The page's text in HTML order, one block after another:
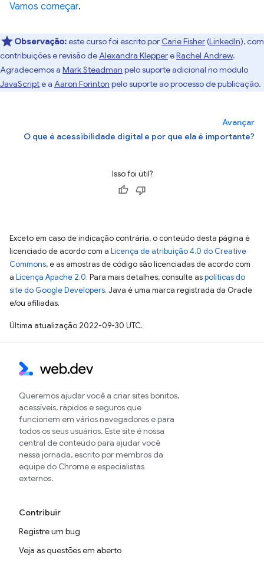
Vamos começar.
Observação:este curso foi escrito por Carie Fisher(LinkedIn), com
contribuições e revisão deAlexandra KleppereRachel Andrew.
Agradecemos a Mark Steadman pelo suporte adicional no módulo
JavaScripte a Aaron Forinton pelo suporte ao processo de publicação.
Avançar
O que é acessibilidade digital e por que ela é importante?
Isso foi útil?
Exceto em caso de indicação contrária, o conteúdo desta página é
licenciado de acordo com a Licença de atribuição 4.0 do Creative
Commons, e as amostras de código são licenciadas de acordo com
a Licença Apache 2.0. Para mais detalhes, consulte aspolíticas do
site do Google Developers. Java é uma marca registrada da Oracle
e/ou afiliadas.
Última atualização 2022-09-30 UTC.
Queremos ajudar você a criar sites bonitos,
acessíveis, rápidos e seguros que
funcionem em vários navegadores e para
todos os seus usuários. Este site é nossa
central de conteúdo para ajudar você
nessa jornada, escrito por membros da
equipe do Chrome e especialistas
externos.
Contribuir
Registre um bug
Veja as questões em aberto